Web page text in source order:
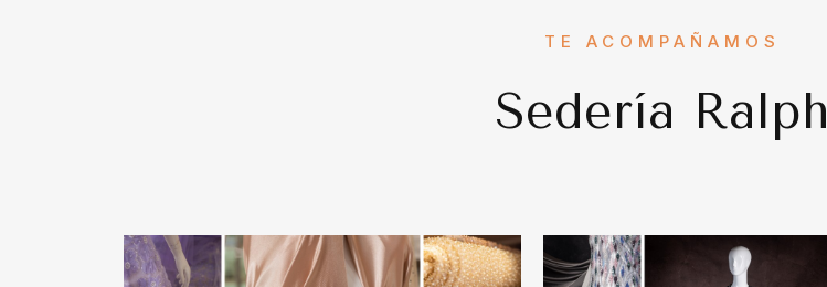
TE ACOMPAÑAMOS
Sedería Ralph